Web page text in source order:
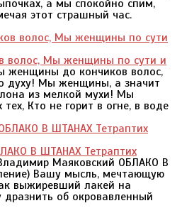
а мы спокойно спим,
этот страшный час.
Мы женщины по сути и
женщины до кончиков волос,
духу! Мы женщины, а значит
из мелкой мухи! Мы
Кто не горит в огне, в воде
В ШТАНАХ Тетраптих
Маяковский ОБЛАКО В
Вашу мысль, мечтающую
выжиревший лакей на
об окровавленный